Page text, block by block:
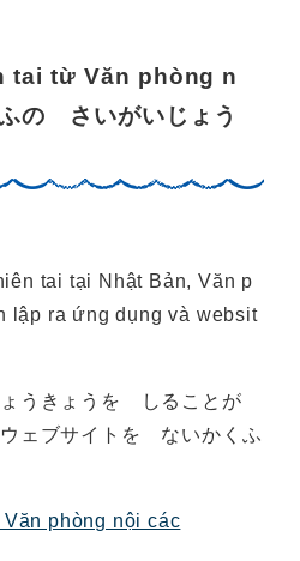
tai từ Văn phòng n
の さいがいじょう
tai tại Nhật Bản, Văn p
lập ra ứng dụng và websit
うきょうを しることが
ェブサイトを ないかくふ
phòng nội các